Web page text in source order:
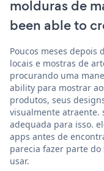
molduras de
been able to
Poucos meses depois
locais e mostras de
procurando uma
ability para mostrar
produtos, seus
visualmente atraente.
adequada para isso.
apps antes de
parecia fazer parte
usar.